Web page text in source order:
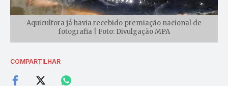
Aquicultora já havia recebido premiação nacional de
fotografia | Foto: Divulgação MPA
COMPARTILHAR